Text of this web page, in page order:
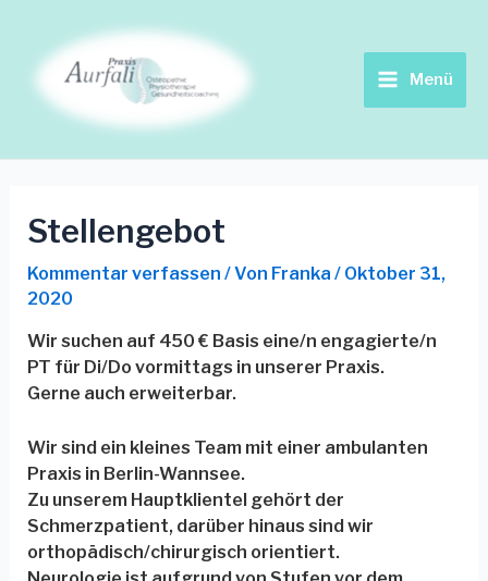
springen
Menu
Menü
Stellengebot
Kommentar verfassen / Von Franka / Oktober 31,
2020
Wir suchen auf 450 € Basis eine/n engagierte/n
PT für Di/Do vormittags in unserer Praxis.
Gerne auch erweiterbar.
Wir sind ein kleines Team mit einer ambulanten
Praxis in Berlin-Wannsee.
Zu unserem Hauptklientel gehört der
Schmerzpatient, darüber hinaus sind wir
orthopädisch/chirurgisch orientiert.
Navigation